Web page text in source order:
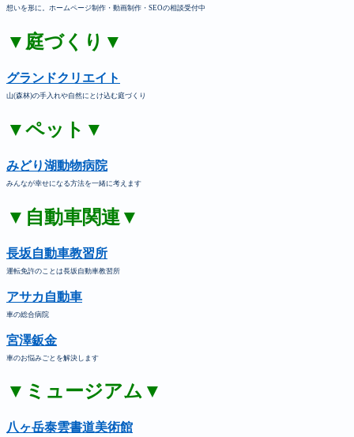
想いを形に。ホームページ制作・動画制作・SEOの相談受付中
▼庭づくり▼
グランドクリエイト
山(森林)の手入れや自然にとけ込む庭づくり
▼ペット▼
みどり湖動物病院
みんなが幸せになる方法を一緒に考えます
▼自動車関連▼
長坂自動車教習所
運転免許のことは長坂自動車教習所
アサカ自動車
車の総合病院
宮澤鈑金
車のお悩みごとを解決します
▼ミュージアム▼
八ヶ岳泰雲書道美術館